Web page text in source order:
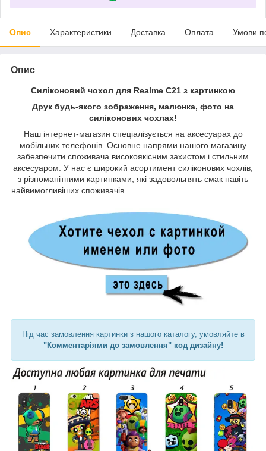
Опис Характеристики Доставка Оплата Умови
Опис
Силіконовий чохол для Realme C21 з картинкою
Друк будь-якого зображення, малюнка, фото на
силіконових чохлах!
Наш інтернет-магазин спеціалізується на аксесуарах до
мобільних телефонів. Основне напрями нашого магазину
забезпечити споживача високоякісним захистом і стильним
аксесуаром. У нас є широкий асортимент силіконових чохлів,
з різноманітними картинками, які задовольнять смак навіть
найвимогливіших споживачів.
Під час замовлення картинки з нашого каталогу, умовляйте в
"Комментаріями до замовлення" код дизайну!